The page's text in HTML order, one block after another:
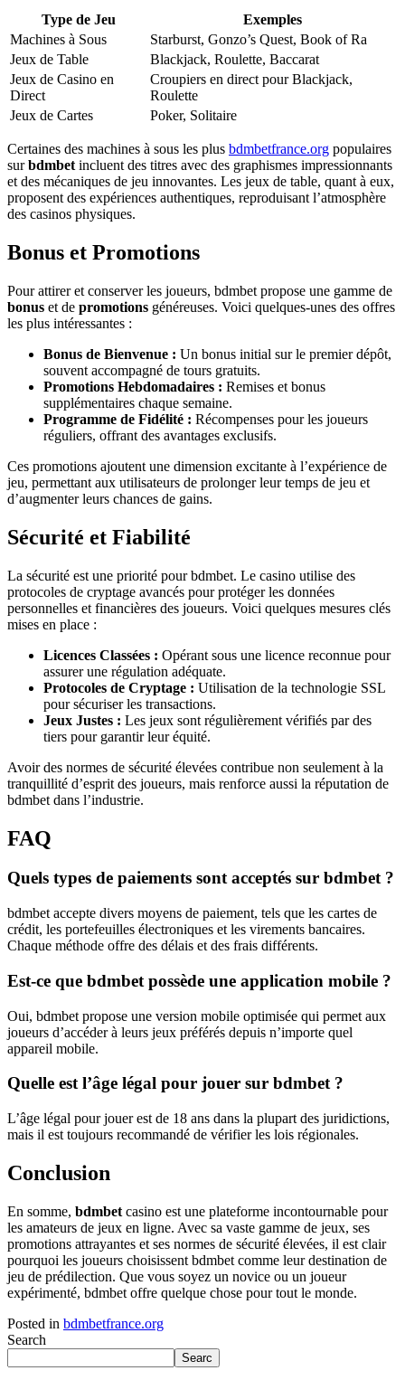
Type de Jeu
Exemples
Machines à Sous
Starburst, Gonzo’s Quest, Book of Ra
Jeux de Table
Blackjack, Roulette, Baccarat
Jeux de Casino en
Direct
Croupiers en direct pour Blackjack,
Roulette
Jeux de Cartes
Poker, Solitaire
Certaines des machines à sous les plus bdmbetfrance.org populaires
surbdmbet incluent des titres avec des graphismes impressionnants
et des mécaniques de jeu innovantes. Les jeux de table, quant à eux,
proposent des expériences authentiques, reproduisant l’atmosphère
des casinos physiques.
Bonus et Promotions
Pour attirer et conserver les joueurs, bdmbet propose une gamme de
bonus et de promotions généreuses. Voici quelques-unes des offres
les plus intéressantes :
Bonus de Bienvenue : Un bonus initial sur le premier dépôt,
souvent accompagné de tours gratuits.
Promotions Hebdomadaires : Remises et bonus
supplémentaires chaque semaine.
Programme de Fidélité : Récompenses pour les joueurs
réguliers, offrant des avantages exclusifs.
Ces promotions ajoutent une dimension excitante à l’expérience de
jeu, permettant aux utilisateurs de prolonger leur temps de jeu et
d’augmenter leurs chances de gains.
Sécurité et Fiabilité
La sécurité est une priorité pour bdmbet. Le casino utilise des
protocoles de cryptage avancés pour protéger les données
personnelles et financières des joueurs. Voici quelques mesures clés
mises en place :
Licences Classées : Opérant sous une licence reconnue pour
assurer une régulation adéquate.
Protocoles de Cryptage : Utilisation de la technologie SSL
pour sécuriser les transactions.
Jeux Justes : Les jeux sont régulièrement vérifiés par des
tiers pour garantir leur équité.
Avoir des normes de sécurité élevées contribue non seulement à la
tranquillité d’esprit des joueurs, mais renforce aussi la réputation de
bdmbet dans l’industrie.
FAQ
Quels types de paiements sont acceptés sur bdmbet ?
bdmbet accepte divers moyens de paiement, tels que les cartes de
crédit, les portefeuilles électroniques et les virements bancaires.
Chaque méthode offre des délais et des frais différents.
Est-ce que bdmbet possède une application mobile ?
Oui, bdmbet propose une version mobile optimisée qui permet aux
joueurs d’accéder à leurs jeux préférés depuis n’importe quel
appareil mobile.
Quelle est l’âge légal pour jouer sur bdmbet ?
L’âge légal pour jouer est de 18 ans dans la plupart des juridictions,
mais il est toujours recommandé de vérifier les lois régionales.
Conclusion
En somme, bdmbet casino est une plateforme incontournable pour
les amateurs de jeux en ligne. Avec sa vaste gamme de jeux, ses
promotions attrayantes et ses normes de sécurité élevées, il est clair
pourquoi les joueurs choisissent bdmbet comme leur destination de
jeu de prédilection. Que vous soyez un novice ou un joueur
expérimenté, bdmbet offre quelque chose pour tout le monde.
Posted in bdmbetfrance.org
Search
Searc